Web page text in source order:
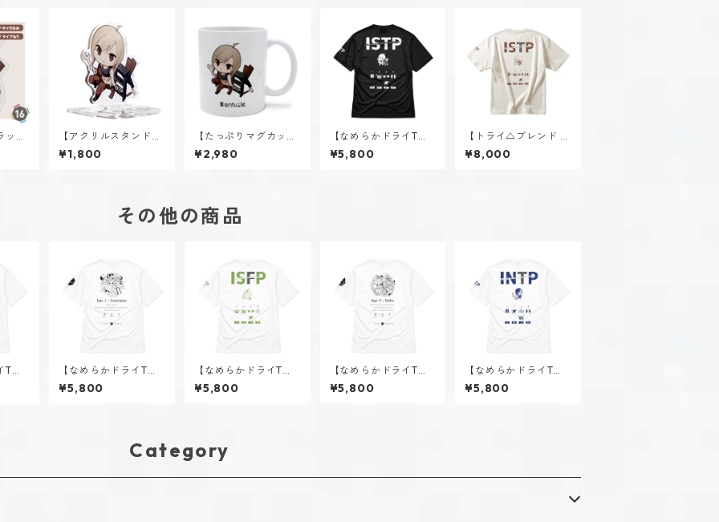
ッ
【アクリルスタンド】
黒ヶ根 匠（ISTP）
¥1,800
【たっぷりマグカッ
プ】黒ヶ根 匠（ISTP）
¥2,980
【なめらかドライTシ
ャツ】黒ヶ根 匠（IST
P）｜ブラック
¥5,800
【トライ△ブレンド ビ
ッグTシャツ】黒ヶ根
匠（ISTP）｜ヴィンテ
¥8,000
その他の商品
シ
【なめらかドライTシ
ャツ】タイプ７-楽し
む人（ホーリー）｜ホ
¥5,800
【なめらかドライTシ
ャツ】稲葉 奏世（ISF
P）｜ホワイト
¥5,800
【なめらかドライTシ
ャツ】タイプ９-慈し
む人（ホーリー）｜ホ
¥5,800
【なめらかドライTシ
ャツ】時雨 瑠璃子（IN
TP）｜ホワイト
¥5,800
Category